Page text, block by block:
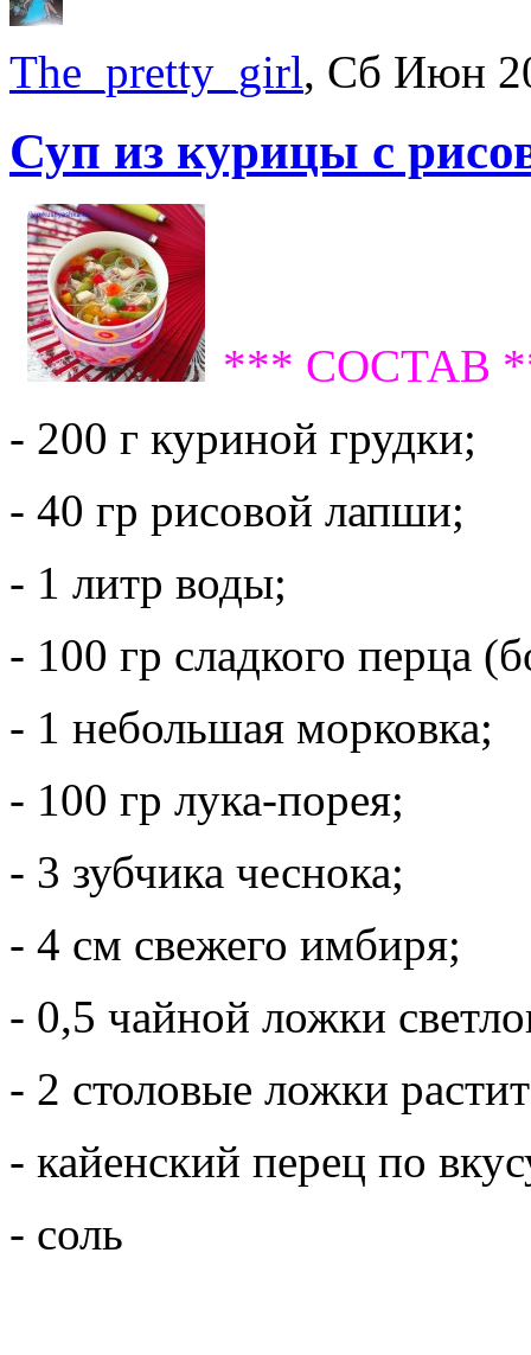
The_pretty_girl, Сб Июн
Суп из курицы с
*** СОСТАВ
- 200 г куриной грудки;
- 40 гр рисовой лапши;
- 1 литр воды;
- 100 гр сладкого перца
- 1 небольшая морковка;
- 100 гр лука-порея;
- 3 зубчика чеснока;
- 4 см свежего имбиря;
- 0,5 чайной ложки
- 2 столовые ложки
- кайенский перец по
- соль